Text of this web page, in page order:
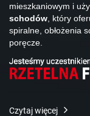
mieszkaniowym i
schodów, który
spiralne, obłożenia
poręcze.
Czytaj więcej